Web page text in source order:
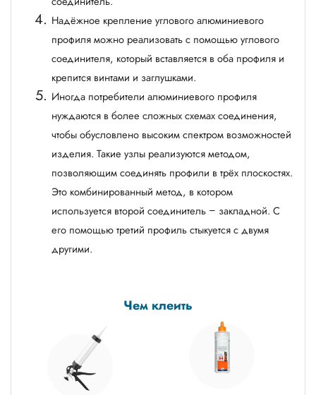
Надёжное крепление углового алюминиевого
профиля можно реализовать с помощью углового
соединителя, который вставляется в оба профиля и
крепится винтами и заглушками.
Иногда потребители алюминиевого профиля
нуждаются в более сложных схемах соединения,
чтобы обусловлено высоким спектром возможностей
изделия. Такие узлы реализуются методом,
позволяющим соединять профили в трёх плоскостях.
Это комбинированный метод, в котором
используется второй соединитель – закладной. С
его помощью третий профиль стыкуется с двумя
другими.
Чем клеить